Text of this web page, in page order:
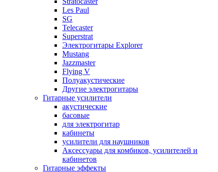
Les Paul
SG
Telecaster
Superstrat
Электрогитары Explorer
Mustang
Jazzmaster
Flying V
Полуакустические
Другие электрогитары
Гитарные усилители
акустические
басовые
для электрогитар
кабинеты
усилители для наушников
Аксессуары для комбиков, усилителей и
кабинетов
Гитарные эффекты